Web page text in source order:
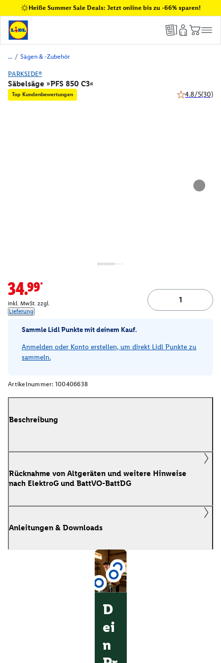
Heiße Summer Sale Deals: Jetzt online bis zu -66% sparen!
/ Sägen & -Zubehör
PARKSIDE®
Säbelsäge »PFS 850 C3«
Top Kundenbewertungen 4.8/5(30)
34.99*
inkl. MwSt. zzgl.
Lieferung
Sammle Lidl Punkte mit deinem Kauf.
Anmelden oder Konto erstellen, um direkt Lidl Punkte zu
sammeln.
Artikelnummer: 100406638
Beschreibung
Rücknahme von Altgeräten und weitere Hinweise
nach ElektroG und BattVO-BattDG
Anleitungen & Downloads
D
ei
n